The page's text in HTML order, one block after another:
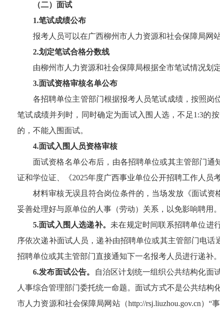
（二）面试
1.笔试成绩公布
报考人员可以在广西柳州市 人力资源和社会保障局网
2.划定笔试合格分数线
由柳州市人力资源和社会保障局根据全市笔试情况划
3.面试资格审核名单公布
各招聘单位主管部门根据报考人员笔试成绩，按照岗
笔试成绩并列时，同时确定为面试入围 人选，不足1:3的
的，不能入围面试。
4.面试入围 人 员资格审核
面试资格名单公布后， 由各招聘单位或其主管部门通
证和学位证、《2025年度广西事业单位公开招聘工作人员
材料审核无误且符合岗位条件的，当场发放《面试资
妥善处理好与原单位的人事（劳动）关系，以免影响聘用
5.面试 入围 人选递补。 未在规定时间联系招聘单位进
序依次递补面试人员，递补由招聘单位或其主管部门电
招聘单位或其主管部门直接通知下一名报考人员进行递补
6.发布面试公告。 自治区计划 统一组织公共结构化面
人事综合管理部门委托统一命题。面试方式不是公共结构
市 人力资源和社会保障局网站（http://rsj.liuzhou.gov.cn）“